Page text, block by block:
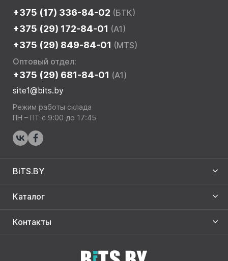
+375 (17) 336-84-02 (БТК)
+375 (29) 172-84-01 (A1)
+375 (29) 849-84-01 (MTS)
Оптовый отдел:
+375 (29) 681-84-01 (A1)
site1@bits.by
Режим работы склада
ПН – ПТ с 9:00 до 17:45
BiTS.BY
Каталог
Контакты